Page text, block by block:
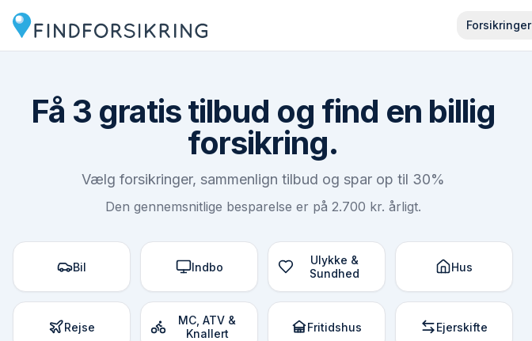
Forsikringer
Få 3 gratis tilbud og find en billig
forsikring.
Vælg forsikringer, sammenlign tilbud og spar op til 30%
Den gennemsnitlige besparelse er på 2.700 kr. årligt.
Bil Indbo
Ulykke &
Sundhed
Hus
Rejse
MC, ATV &
Knallert
Fritidshus Ejerskifte